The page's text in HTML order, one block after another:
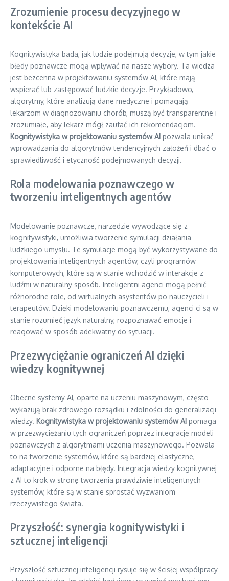
Zrozumienie procesu decyzyjnego w
kontekście AI
Kognitywistyka bada, jak ludzie podejmują decyzje, w tym jakie
błędy poznawcze mogą wpływać na nasze wybory. Ta wiedza
jest bezcenna w projektowaniu systemów AI, które mają
wspierać lub zastępować ludzkie decyzje. Przykładowo,
algorytmy, które analizują dane medyczne i pomagają
lekarzom w diagnozowaniu chorób, muszą być transparentne i
zrozumiałe, aby lekarz mógł zaufać ich rekomendacjom.
Kognitywistyka w projektowaniu systemów AI pozwala unikać
wprowadzania do algorytmów tendencyjnych założeń i dbać o
sprawiedliwość i etyczność podejmowanych decyzji.
Rola modelowania poznawczego w
tworzeniu inteligentnych agentów
Modelowanie poznawcze, narzędzie wywodzące się z
kognitywistyki, umożliwia tworzenie symulacji działania
ludzkiego umysłu. Te symulacje mogą być wykorzystywane do
projektowania inteligentnych agentów, czyli programów
komputerowych, które są w stanie wchodzić w interakcje z
ludźmi w naturalny sposób. Inteligentni agenci mogą pełnić
różnorodne role, od wirtualnych asystentów po nauczycieli i
terapeutów. Dzięki modelowaniu poznawczemu, agenci ci są w
stanie rozumieć język naturalny, rozpoznawać emocje i
reagować w sposób adekwatny do sytuacji.
Przezwyciężanie ograniczeń AI dzięki
wiedzy kognitywnej
Obecne systemy AI, oparte na uczeniu maszynowym, często
wykazują brak zdrowego rozsądku i zdolności do generalizacji
wiedzy. Kognitywistyka w projektowaniu systemów AI pomaga
w przezwyciężaniu tych ograniczeń poprzez integrację modeli
poznawczych z algorytmami uczenia maszynowego. Pozwala
to na tworzenie systemów, które są bardziej elastyczne,
adaptacyjne i odporne na błędy. Integracja wiedzy kognitywnej
z AI to krok w stronę tworzenia prawdziwie inteligentnych
systemów, które są w stanie sprostać wyzwaniom
rzeczywistego świata.
Przyszłość: synergia kognitywistyki i
sztucznej inteligencji
Przyszłość sztucznej inteligencji rysuje się w ścisłej współpracy